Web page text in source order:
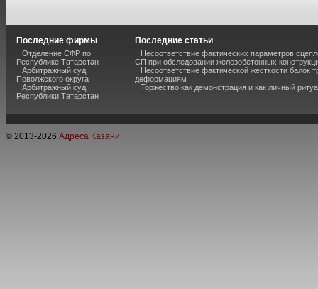
Последние фирмы
Отделение СФР по
Республике Татарстан
Арбитражный суд
Поволжского округа
Арбитражный суд
Республики Татарстан
Последние статьи
Несоответствие фактических параметров
СП при обследовании железобетонных
Несоответствие фактической жесткости
деформациям
Торжество как демонстрация и как личный
© 2013-2026 Адреса Казани